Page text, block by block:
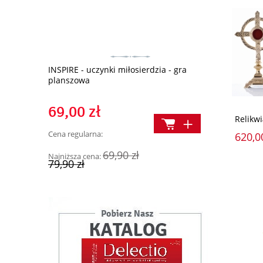
INSPIRE - uczynki miłosierdzia - gra
planszowa
69,00 zł
Cena regularna:
79,90 zł
Najniższa cena:69,90 zł
Święty
oddał serce
11,90 zł
Cena